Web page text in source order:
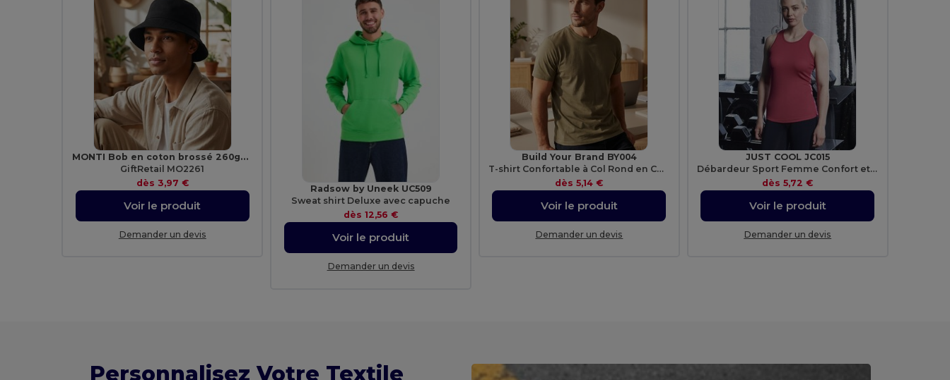
MONTI Bob en coton brossé 260gr/m²
GiftRetail MO2261
dès 3,97 €
Voir le produit
Demander un devis
Radsow by Uneek UC509
Sweat shirt Deluxe avec capuche
dès12,56 €
Voir le produit
Demander un devis
Build Your Brand BY004
T-shirt Confortable à Col Rond en Coton
dès5,14 €
Voir le produit
Demander un devis
JUST COOL JC015
Débardeur Sport Femme Confort et Protection UV
dès5,72 €
Voir le produit
Demander un devis
Personnalisez Votre Textile